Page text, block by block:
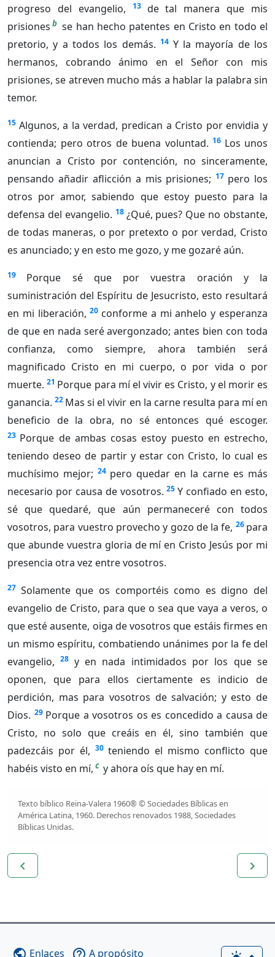
progreso del evangelio,
13
de tal manera que mis
prisiones b se han hecho patentes en Cristo en todo el
pretorio, y a todos los demás. 14 Y la mayoría de los
hermanos, cobrando ánimo en el Señor con mis
prisiones, se atreven mucho más a hablar la palabra sin
temor.
15 Algunos, a la verdad, predican a Cristo por envidia y
contienda; pero otros de buena voluntad. 16 Los unos
anuncian a Cristo por contención, no sinceramente,
pensando añadir aflicción a mis prisiones; 17 pero los
otros por amor, sabiendo que estoy puesto para la
defensa del evangelio. 18 ¿Qué, pues? Que no obstante,
de todas maneras, o por pretexto o por verdad, Cristo
es anunciado; y en esto me gozo, y me gozaré aún.
19
Porque sé que por vuestra oración y la
suministración del Espíritu de Jesucristo, esto resultará
en mi liberación, 20 conforme a mi anhelo y esperanza
de que en nada seré avergonzado; antes bien con toda
confianza, como siempre, ahora también será
magnificado Cristo en mi cuerpo, o por vida o por
muerte. 21 Porque para mí el vivir es Cristo, y el morir es
ganancia. 22 Mas si el vivir en la carne resulta para mí en
beneficio de la obra, no sé entonces qué escoger.
23 Porque de ambas cosas estoy puesto en estrecho,
teniendo deseo de partir y estar con Cristo, lo cual es
muchísimo mejor; 24 pero quedar en la carne es más
necesario por causa de vosotros. 25 Y confiado en esto,
sé que quedaré, que aún permaneceré con todos
vosotros, para vuestro provecho y gozo de la fe, 26 para
que abunde vuestra gloria de mí en Cristo Jesús por mi
presencia otra vez entre vosotros.
27 Solamente que os comportéis como es digno del
evangelio de Cristo, para que o sea que vaya a veros, o
que esté ausente, oiga de vosotros que estáis firmes en
un mismo espíritu, combatiendo unánimes por la fe del
evangelio,
28 y en nada intimidados por los que se
oponen, que para ellos ciertamente es indicio de
perdición, mas para vosotros de salvación; y esto de
Dios. 29 Porque a vosotros os es concedido a causa de
Cristo, no solo que creáis en él, sino también que
padezcáis por él, 30 teniendo el mismo conflicto que
habéis visto en mí, c y ahora oís que hay en mí.
Texto bíblico Reina-Valera 1960® © Sociedades Bíblicas en
América Latina, 1960. Derechos renovados 1988, Sociedades
Bíblicas Unidas.
navigate_before navigate_next
Enlaces A propósito